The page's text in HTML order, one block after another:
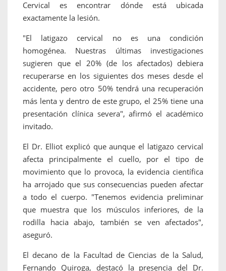
Cervical es encontrar dónde está ubicada
exactamente la lesión.
"El latigazo cervical no es una condición
homogénea. Nuestras últimas investigaciones
sugieren que el 20% (de los afectados) debiera
recuperarse en los siguientes dos meses desde el
accidente, pero otro 50% tendrá una recuperación
más lenta y dentro de este grupo, el 25% tiene una
presentación clínica severa", afirmó el académico
invitado.
El Dr. Elliot explicó que aunque el latigazo cervical
afecta principalmente el cuello, por el tipo de
movimiento que lo provoca, la evidencia científica
ha arrojado que sus consecuencias pueden afectar
a todo el cuerpo. "Tenemos evidencia preliminar
que muestra que los músculos inferiores, de la
rodilla hacia abajo, también se ven afectados",
aseguró.
El decano de la Facultad de Ciencias de la Salud,
Fernando Quiroga, destacó la presencia del Dr.